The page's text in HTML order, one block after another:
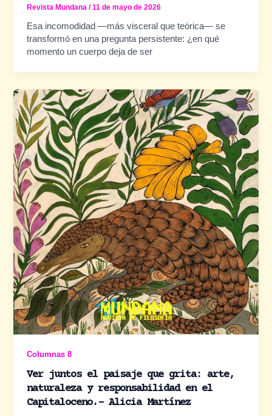
Revista Mundana/11 de mayo de 2026
Esa incomodidad —más visceral que teórica— se
transformó en una pregunta persistente: ¿en qué
momento un cuerpo deja de ser
Columnas 8
Ver juntos el paisaje que grita: arte,
naturaleza y responsabilidad en el
Capitaloceno.- Alicia Martínez